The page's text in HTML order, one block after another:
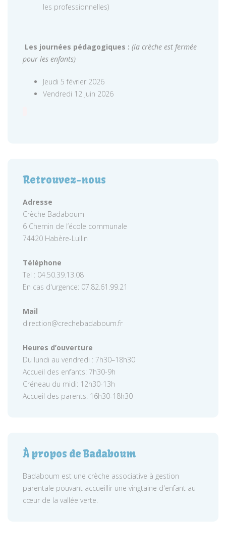
les professionnelles)
Les journées pédagogiques : (la crèche est fermée
pour les enfants)
Jeudi 5 février 2026
Vendredi 12 juin 2026
Retrouvez-nous
Adresse
Crèche Badaboum
6 Chemin de l’école communale
74420 Habère-Lullin
Téléphone
Tel : 04.50.39.13.08
En cas d'urgence: 07.82.61.99.21
Mail
direction@crechebadaboum.fr
Heures d’ouverture
Du lundi au vendredi : 7h30–18h30
Accueil des enfants: 7h30-9h
Créneau du midi: 12h30-13h
Accueil des parents: 16h30-18h30
À propos de Badaboum
Badaboum est une crèche associative à gestion
parentale pouvant accueillir une vingtaine d'enfant au
cœur de la vallée verte.